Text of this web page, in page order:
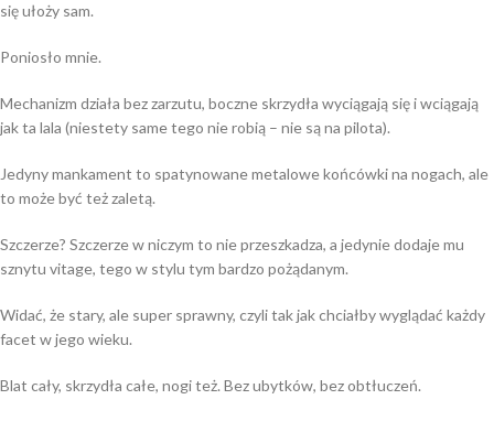
się ułoży sam.
Poniosło mnie.
Mechanizm działa bez zarzutu, boczne skrzydła wyciągają się i wciągają
jak ta lala (niestety same tego nie robią – nie są na pilota).
Jedyny mankament to spatynowane metalowe końcówki na nogach, ale
to może być też zaletą.
Szczerze? Szczerze w niczym to nie przeszkadza, a jedynie dodaje mu
sznytu vitage, tego w stylu tym bardzo pożądanym.
Widać, że stary, ale super sprawny, czyli tak jak chciałby wyglądać każdy
facet w jego wieku.
Blat cały, skrzydła całe, nogi też. Bez ubytków, bez obtłuczeń.